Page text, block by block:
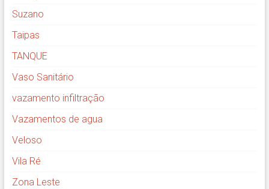
Suzano
Taipas
TANQUE
Vaso Sanitário
vazamento infiltração
Vazamentos de agua
Veloso
Vila Ré
Zona Leste